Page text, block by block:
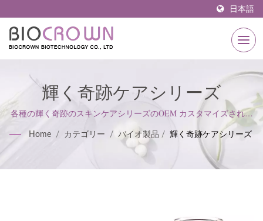
日本語
輝く奇跡ケアシリーズ
各種の輝く奇跡のスキンケアシリーズのOEM カスタマイズされた
輝く奇跡のスキンケアシリーズ製品の製造 / 1977年から、良冠生化
科技は常に自然の成分を探し、効果的なフォーミュラを開発し、
革新的な技術と組み合わせ、美しい肌を作り出すビジネスを目指
して継続的に引き継いできました。
Home / カテゴリー / バイオ製品 / 輝く奇跡ケアシリーズ